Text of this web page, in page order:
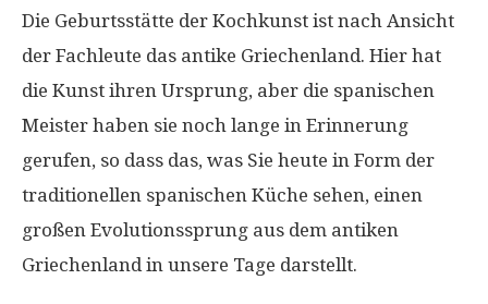
Die Geburtsstätte der Kochkunst ist nach Ansicht
der Fachleute das antike Griechenland. Hier hat
die Kunst ihren Ursprung, aber die spanischen
Meister haben sie noch lange in Erinnerung
gerufen, so dass das, was Sie heute in Form der
traditionellen spanischen Küche sehen, einen
großen Evolutionssprung aus dem antiken
Griechenland in unsere Tage darstellt.